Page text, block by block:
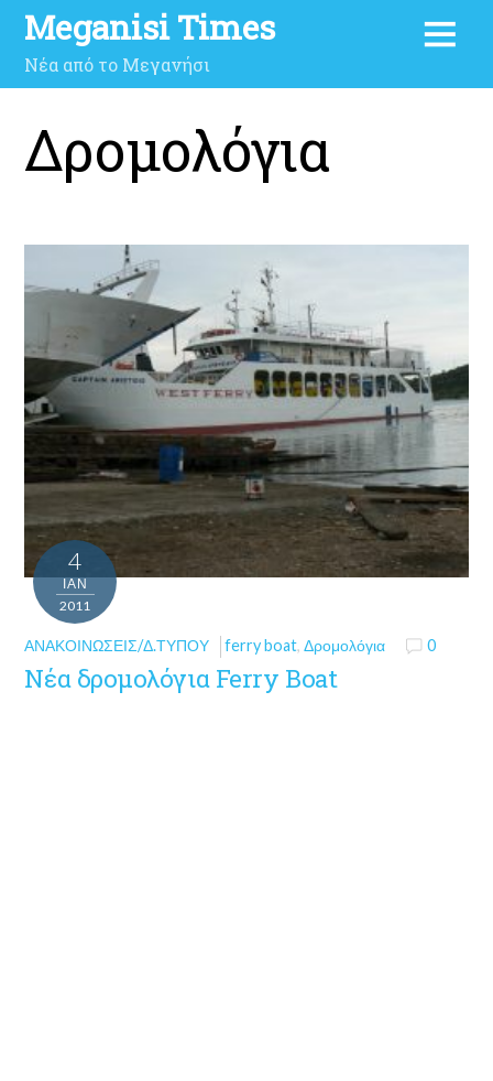
Meganisi Times
Νέα από το Μεγανήσι
Δρομολόγια
4
ΙΑΝ
2011
ΑΝΑΚΟΙΝΏΣΕΙΣ/Δ.ΤΎΠΟΥ ferry boat,Δρομολόγια 0
Νέα δρομολόγια Ferry Boat